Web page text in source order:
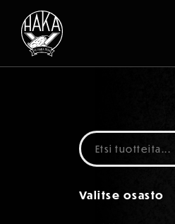
Siirry sisältöön
Etsi
Valitse osasto